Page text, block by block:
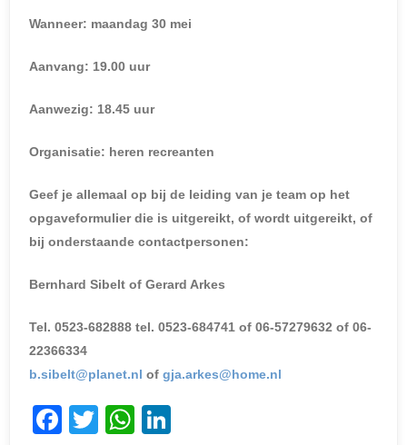
Wanneer: maandag 30 mei
Aanvang: 19.00 uur
Aanwezig: 18.45 uur
Organisatie: heren recreanten
Geef je allemaal op bij de leiding van je team op het
opgaveformulier die is uitgereikt, of wordt uitgereikt, of
bij onderstaande contactpersonen:
Bernhard Sibelt of Gerard Arkes
Tel. 0523-682888 tel. 0523-684741 of 06-57279632 of 06-
22366334
b.sibelt@planet.nl of gja.arkes@home.nl
F
T
W